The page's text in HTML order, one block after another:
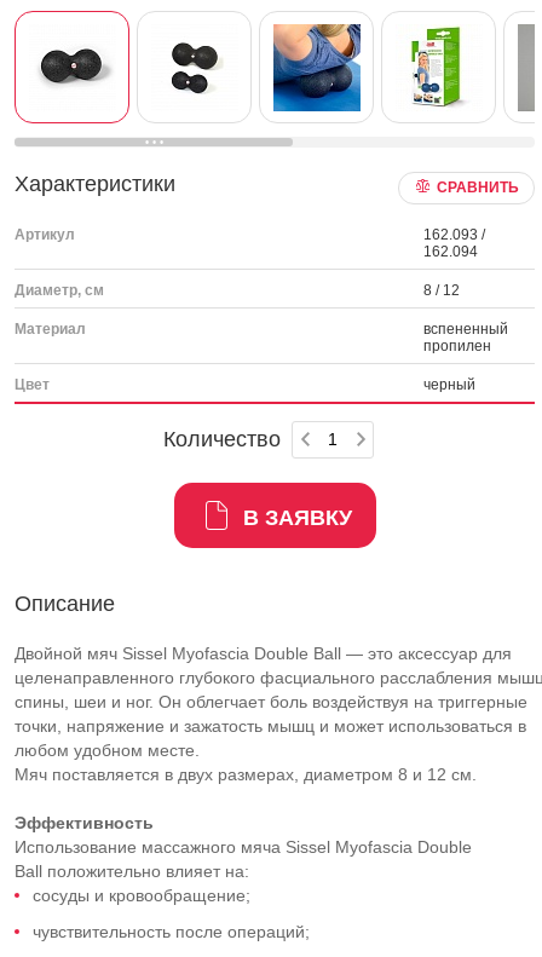
Характеристики СРАВНИТЬ
Артикул
162.093 /
162.094
Диаметр, см 8 / 12
Материал
вспененный
пропилен
Цвет черный
Количество
В ЗАЯВКУ
Описание
Двойной мяч Sissel Myofascia Double Ball — это аксессуар для
целенаправленного глубокого фасциального расслабления
спины, шеи и ног. Он облегчает боль воздействуя на триггерные
точки, напряжение и зажатость мышц и может использоваться в
любом удобном месте.
Мяч поставляется в двух размерах, диаметром 8 и 12 см.
Эффективность
Использование массажного мяча Sissel Myofascia Double
Ball положительно влияет на:
сосуды и кровообращение;
чувствительность после операций;